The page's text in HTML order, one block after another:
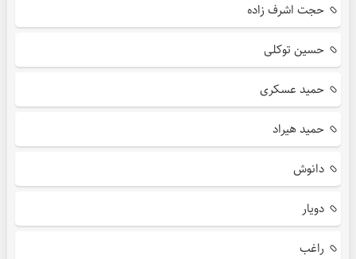
حجت اشرف زاده
حسین توکلی
حمید عسکری
حمید هیراد
دانوش
دویار
راغب